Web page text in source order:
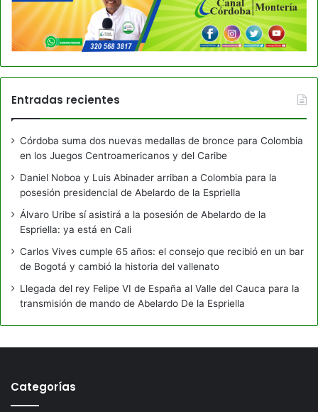
Entradas recientes
Córdoba suma dos nuevas medallas de bronce para Colombia
en los Juegos Centroamericanos y del Caribe
Daniel Noboa y Luis Abinader arriban a Colombia para la
posesión presidencial de Abelardo de la Espriella
Álvaro Uribe sí asistirá a la posesión de Abelardo de la
Espriella: ya está en Cali
Carlos Vives cumple 65 años: el consejo que recibió en un bar
de Bogotá y cambió la historia del vallenato
Llegada del rey Felipe VI de España al Valle del Cauca para la
transmisión de mando de Abelardo De la Espriella
Categorías